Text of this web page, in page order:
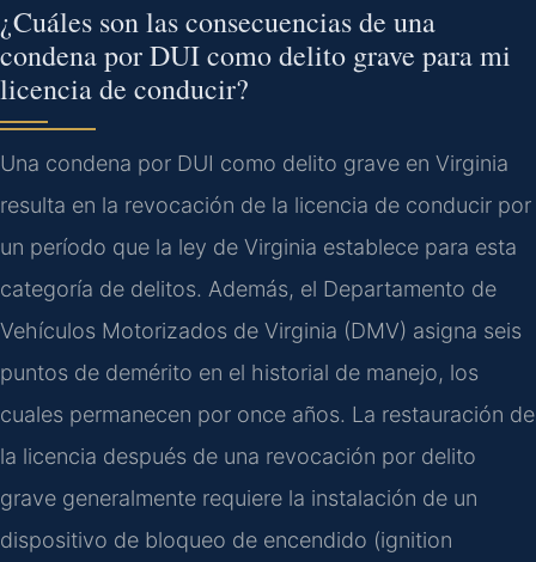
¿Cuáles son las consecuencias de una
condena por DUI como delito grave para mi
licencia de conducir?
Una condena por DUI como delito grave en Virginia
resulta en la revocación de la licencia de conducir por
un período que la ley de Virginia establece para esta
categoría de delitos. Además, el Departamento de
Vehículos Motorizados de Virginia (DMV) asigna seis
puntos de demérito en el historial de manejo, los
cuales permanecen por once años. La restauración de
la licencia después de una revocación por delito
grave generalmente requiere la instalación de un
dispositivo de bloqueo de encendido (ignition